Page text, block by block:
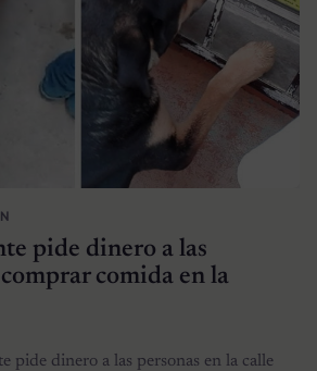
pide dinero a las
comida en la
pide dinero a las personas en la calle